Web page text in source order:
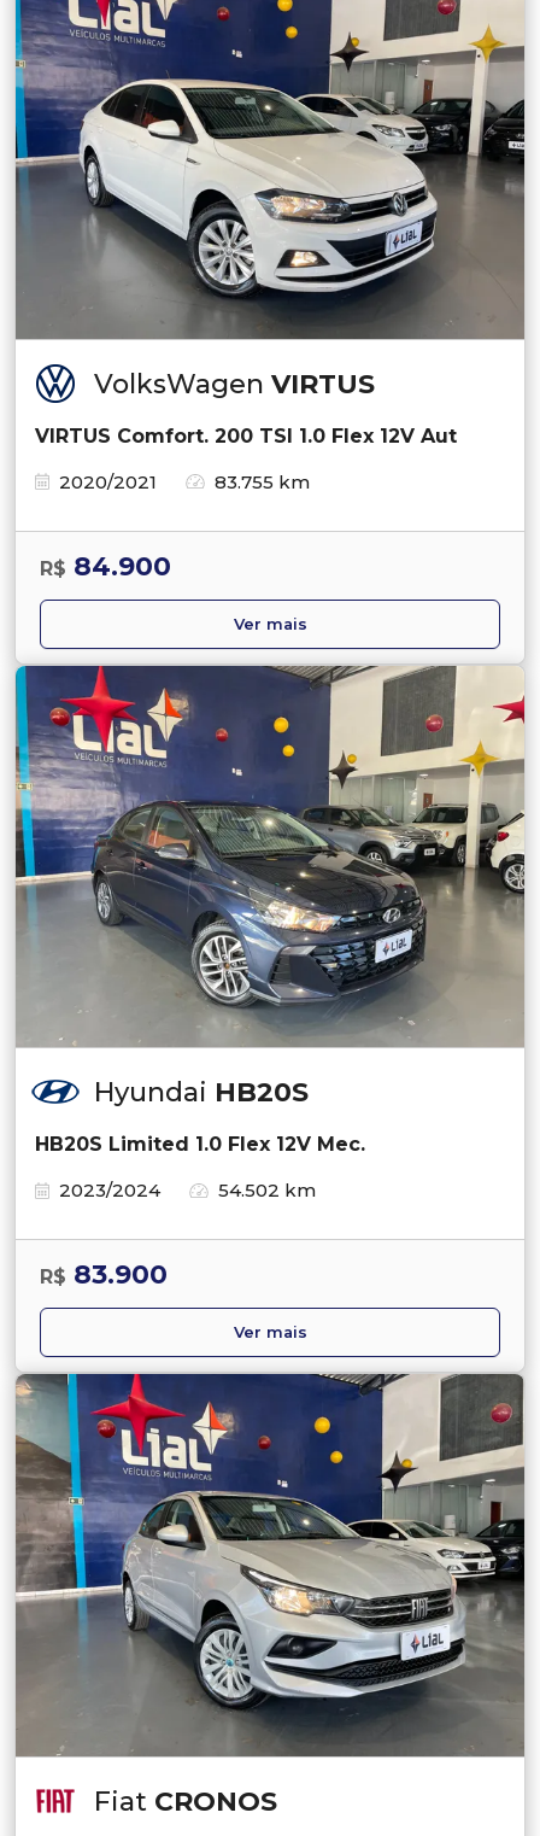
VolksWagen VIRTUS
VIRTUS Comfort. 200 TSI 1.0 Flex 12V Aut
2020/2021
83.755 km
R$ 84.900
Ver mais
Hyundai HB20S
HB20S Limited 1.0 Flex 12V Mec.
2023/2024
54.502 km
R$ 83.900
Ver mais
Fiat CRONOS